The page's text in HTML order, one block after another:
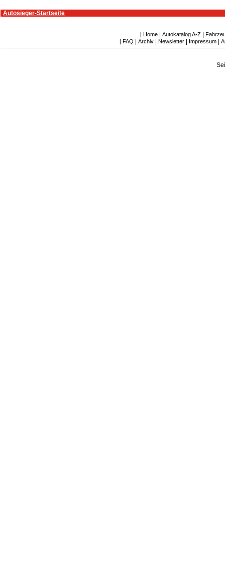
Autosieger-Startseite
[ Home| Autokatalog A-Z|
[ FAQ Archiv Newsletter Impressum